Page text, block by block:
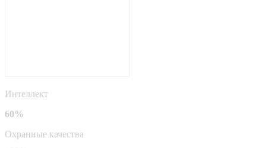
Интеллект
60%
Охранные качества